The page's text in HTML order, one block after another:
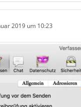
2019 um 10:23